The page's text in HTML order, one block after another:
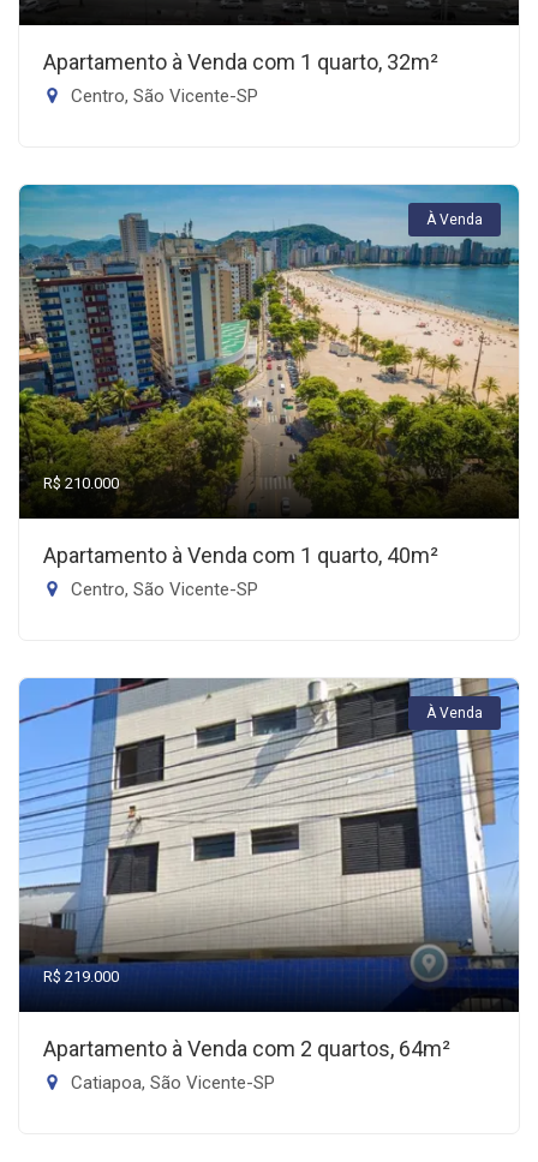
Apartamento à Venda com 1 quarto, 32m²
Centro, São Vicente-SP
À Venda
R$ 210.000
Apartamento à Venda com 1 quarto, 40m²
Centro, São Vicente-SP
À Venda
R$ 219.000
Apartamento à Venda com 2 quartos, 64m²
Catiapoa, São Vicente-SP